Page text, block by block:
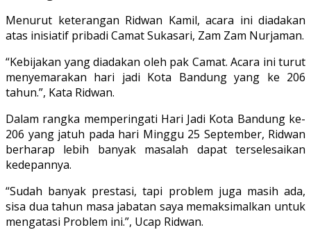
Menurut keterangan Ridwan Kamil, acara ini diadakan
atas inisiatif pribadi Camat Sukasari, Zam Zam Nurjaman.
“Kebijakan yang diadakan oleh pak Camat. Acara ini turut
menyemarakan hari jadi Kota Bandung yang ke 206
tahun.”, Kata Ridwan.
Dalam rangka memperingati Hari Jadi Kota Bandung ke-
206 yang jatuh pada hari Minggu 25 September, Ridwan
berharap lebih banyak masalah dapat terselesaikan
kedepannya.
“Sudah banyak prestasi, tapi problem juga masih ada,
sisa dua tahun masa jabatan saya memaksimalkan untuk
mengatasi Problem ini.”, Ucap Ridwan.